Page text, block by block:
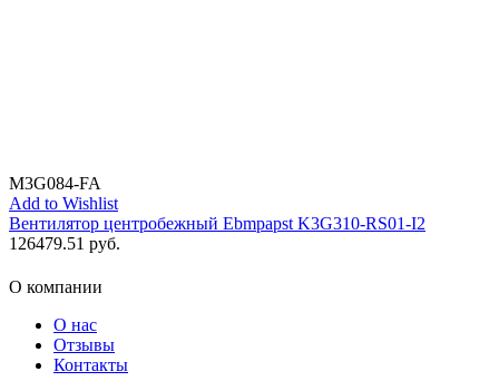
M3G084-FA
Add to Wishlist
Вентилятор центробежный Ebmpapst K3G310-RS01-I2
126479.51 руб.
О компании
О нас
Отзывы
Контакты